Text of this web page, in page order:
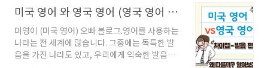
니다. 또한, 't' 소리는 ..
등에 확연한 차이가 있는 것처럼, 영국 사람과 미
국 사람도 우리가 보기에는 같은 영어를 사용하
는 외국인으로 보일 수 있지만 실제로는 사용하
고 있는 영어가 꽤 다릅니다.이번 글에서는 두 영
어의 차이점 중 철자와 문법에 대한 이야기를 쉽
미국 영어 와 영국 영어 (영국 영어 vs 미국 영어) 차이점 알아보기- 발음편/영국영어 미국영어 다른 이유
미영이 (미국 영어) 오빠 블로그.영어를 사용하는
나라는 전 세계에 많습니다. 그중에는 독특한 발
음을 가진 나라도 있고, 우리에게 익숙한 발음도